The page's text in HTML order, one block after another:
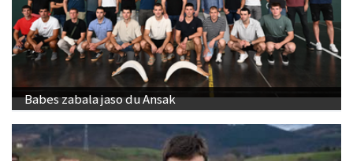
Babes zabala jaso du Ansak